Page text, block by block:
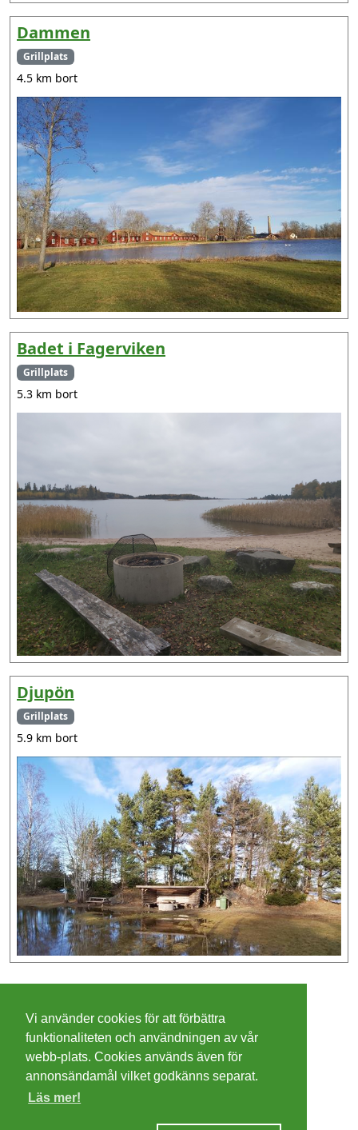
Dammen
Grillplats
4.5 km bort
Badet i Fagerviken
Grillplats
5.3 km bort
Djupön
Grillplats
5.9 km bort
Cookies
Integritetspolicy
Villkor
Vi använder cookies för att förbättra
funktionaliteten och användningen av vår
webb-plats. Cookies används även för
annonsändamål vilket godkänns separat.
Läs mer!